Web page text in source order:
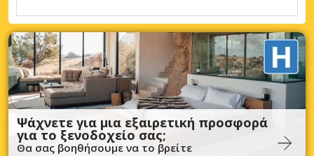
Ψάχνετε για μια εξαιρετική προσφορά
για το ξενοδοχείο σας;
Θα σας βοηθήσουμε να το βρείτε